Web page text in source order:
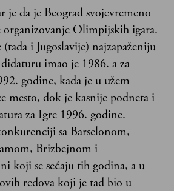
je da je Beograd svojevremeno
organizovanje Olimpijskih igara.
i Jugoslavije) najzapaženiju
imao je 1986. a za
godine, kada je u užem
mesto, dok je kasnije podneta i
za Igre 1996. godine.
sa Barselonom,
Brizbejnom i
koji se sećaju tih godina, a u
redova koji je tad bio u